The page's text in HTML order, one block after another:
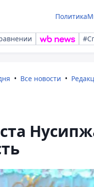
Политика
Все новости